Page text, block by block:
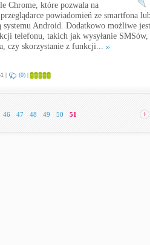
Chrome, które pozwala na
powiadomień ze smartfona
systemu Android. Dodatkowo możliwe jest
telefonu, takich jak wysyłanie SMSów,
czy skorzystanie z funkcji...
| (0) |
46 47 48 49 50 51